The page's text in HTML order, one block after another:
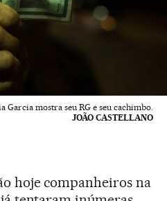
Garcia mostra seu RG e seu cachimbo.
JOÃO CASTELLANO
hoje companheiros na